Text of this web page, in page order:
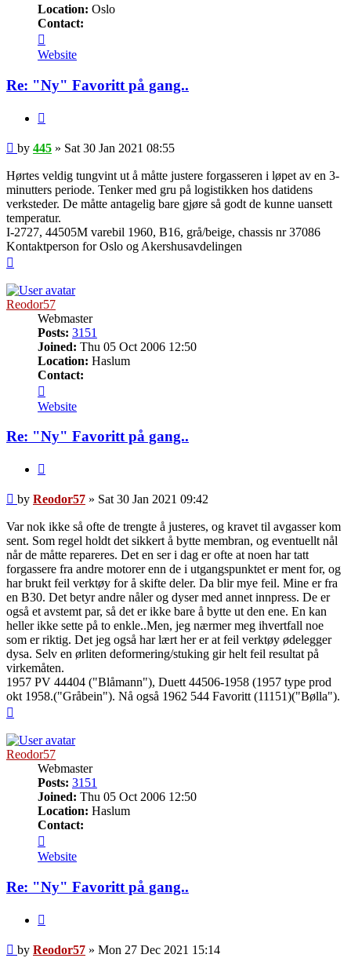
Location: Oslo
Contact:
445
Website
Re: "Ny" Favoritt på gang..
Post
by 445 » Sat 30 Jan 2021 08:55
Hørtes veldig tungvint ut å måtte justere forgasseren i løpet av en 3-
minutters periode. Tenker med gru på logistikken hos datidens
verksteder. De måtte antagelig bare gjøre så godt de kunne uansett
temperatur.
I-2727, 44505M varebil 1960, B16, grå/beige, chassis nr 37086
Kontaktperson for Oslo og Akershusavdelingen
Reodor57
Webmaster
Posts: 3151
Joined: Thu 05 Oct 2006 12:50
Location: Haslum
Contact:
Reodor57
Website
Re: "Ny" Favoritt på gang..
Post
by Reodor57 » Sat 30 Jan 2021 09:42
Var nok ikke så ofte de trengte å justeres, og kravet til avgasser kom
sent. Som regel holdt det sikkert å bytte membran, og eventuellt nål
når de måtte repareres. Det en ser i dag er ofte at noen har tatt
forgassere fra andre motorer enn de i utgangspunktet er ment for, og
har brukt feil verktøy for å skifte deler. Da blir mye feil. Mine er fra
en B30. Det betyr andre nåler og dyser med annet innpress. De er
også et avstemt par, så det er ikke bare å bytte ut den ene. En kan
heller ikke sette på to enkle..Men, jeg nærmer meg ihvertfall noe
som er riktig. Det jeg også har lært her er at feil verktøy ødelegger
dysa. Selv en ørliten deformering/stuking gir helt feil resultat på
virkemåten.
1957 PV 44404 ("Blåmann"), Duett 44506-1958 (1957 type prod
okt 1958.("Gråbein"). Nå også 1962 544 Favoritt (11151)("Bølla").
Reodor57
Webmaster
Posts: 3151
Joined: Thu 05 Oct 2006 12:50
Location: Haslum
Contact:
Reodor57
Website
Re: "Ny" Favoritt på gang..
Post
by Reodor57 » Mon 27 Dec 2021 15:14